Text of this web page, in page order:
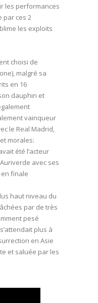
les performances
par ces 2
les exploits
choisi de
malgré sa
en 16
dauphin et
vainqueur
le Real Madrid,
morales:
été l’acteur
avec ses
finale
haut niveau du
par de très
pesé
plus à
en Asie
et saluée par les